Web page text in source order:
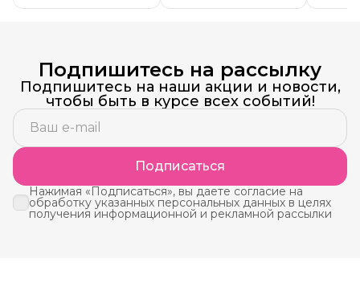
Подпишитесь на рассылку
Подпишитесь на наши акции и новости,
чтобы быть в курсе всех событий!
Подписаться
Нажимая «Подписаться», вы даете согласие на
обработку указанных персональных данных в целях
получения информационной и рекламной рассылки